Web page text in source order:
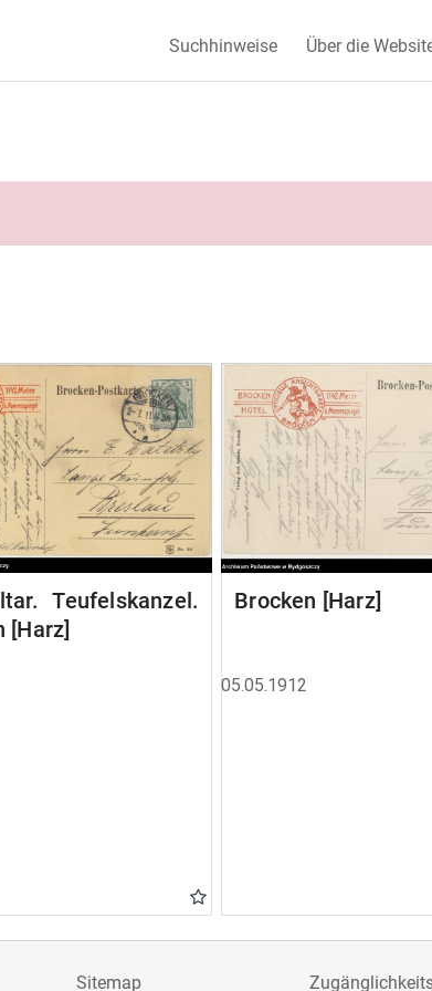
Suchhinweise Über die
Teufelskanzel.
[Harz]
Brocken [Harz]
05.05.1912
Sitemap